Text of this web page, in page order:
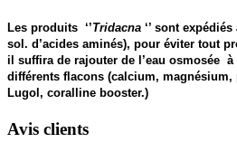
Les produits ‘’Tridacna ‘’ sont
sol. d’acides aminés), pour éviter tout
il suffira de rajouter de l’eau osmosée
différents flacons (calcium,
Lugol, coralline booster.)
Avis clients